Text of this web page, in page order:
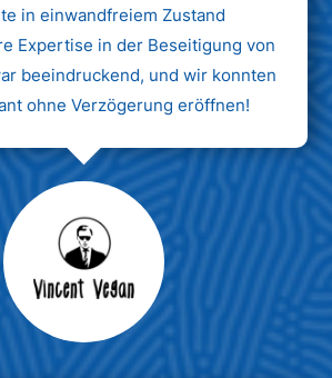
in einwandfreiem Zustand
Expertise in der Beseitigung von
beeindruckend, und wir konnten
ohne Verzögerung eröffnen!
Max Mustermann